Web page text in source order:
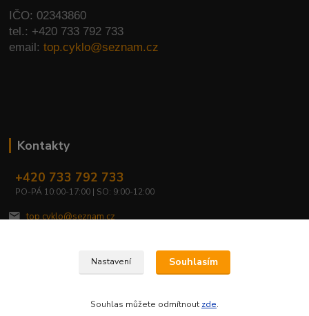
IČO: 02343860
tel.: +420 733 792 733
email:top.cyklo@seznam.cz
Kontakty
+420 733 792 733
PO-PÁ 10:00-17:00 | SO: 9:00-12:00
top.cyklo@seznam.cz
Nastavení Souhlasím
Souhlas můžete odmítnout zde.